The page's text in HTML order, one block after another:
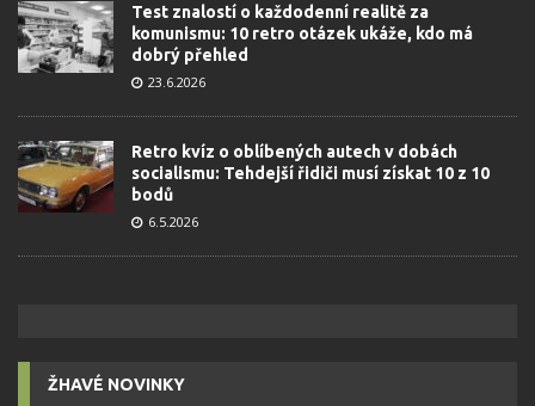
Test znalostí o každodenní realitě za
komunismu: 10 retro otázek ukáže, kdo má
dobrý přehled
23.6.2026
Retro kvíz o oblíbených autech v dobách
socialismu: Tehdejší řidiči musí získat 10 z 10
bodů
6.5.2026
ŽHAVÉ NOVINKY